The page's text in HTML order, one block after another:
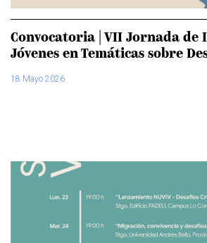
Convocatoria | VII Jornada de
Jóvenes en Temáticas sobre
18 Mayo 2026